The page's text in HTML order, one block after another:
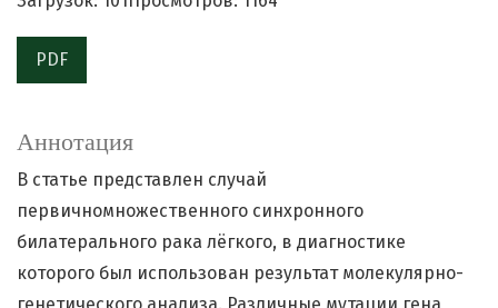
PDF
Аннотация
В статье представлен случай
первичномножественного синхронного
билатерального рака лёгкого, в диагностике
которого был использован результат молекулярно-